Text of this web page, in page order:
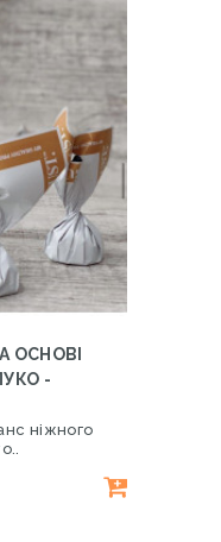
ОСНОВІ
-
ніжного